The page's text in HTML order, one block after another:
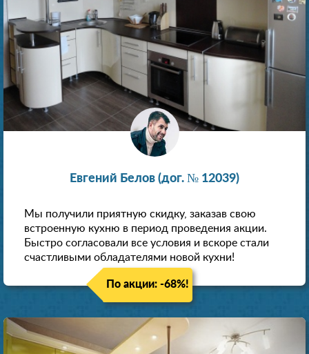
Евгений Белов (дог. № 12039)
Мы получили приятную скидку, заказав свою
встроенную кухню в период проведения акции.
Быстро согласовали все условия и вскоре стали
счастливыми обладателями новой кухни!
По акции: -68%!